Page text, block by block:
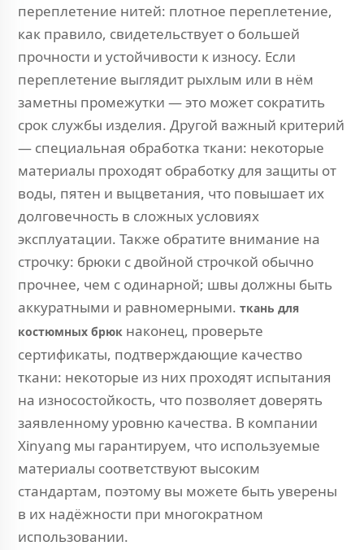
переплетение нитей: плотное переплетение,
как правило, свидетельствует о большей
прочности и устойчивости к износу. Если
переплетение выглядит рыхлым или в нём
заметны промежутки — это может сократить
срок службы изделия. Другой важный критерий
— специальная обработка ткани: некоторые
материалы проходят обработку для защиты от
воды, пятен и выцветания, что повышает их
долговечность в сложных условиях
эксплуатации. Также обратите внимание на
строчку: брюки с двойной строчкой обычно
прочнее, чем с одинарной; швы должны быть
аккуратными и равномерными. ткань для
костюмных брюк наконец, проверьте
сертификаты, подтверждающие качество
ткани: некоторые из них проходят испытания
на износостойкость, что позволяет доверять
заявленному уровню качества. В компании
Xinyang мы гарантируем, что используемые
материалы соответствуют высоким
стандартам, поэтому вы можете быть уверены
в их надёжности при многократном
использовании.